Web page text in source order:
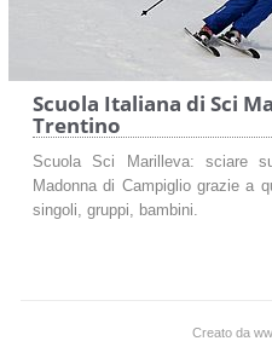
Scuola Italiana di Sci
Trentino
Scuola Sci Marilleva: sciare
Madonna di Campiglio grazie a
singoli, gruppi, bambini.
Creato da